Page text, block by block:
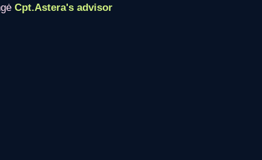
Cpt.Astera's advisor